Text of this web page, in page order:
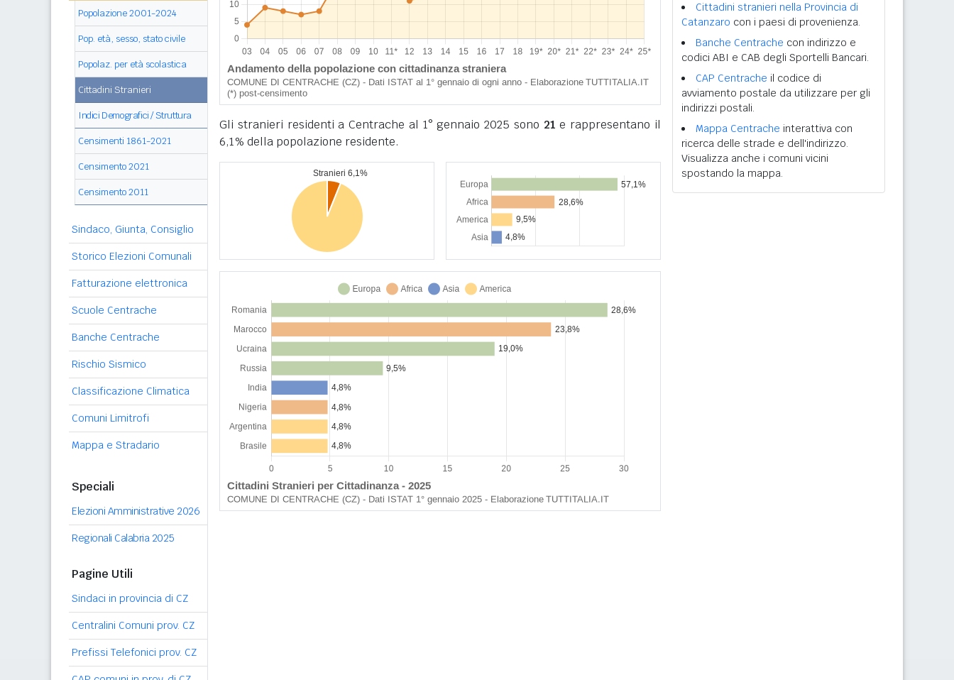
Popolazione 2001-2024
Pop. età, sesso, stato civile
Popolaz. per età scolastica
Cittadini Stranieri
Indici Demografici / Struttura
Censimenti 1861-2021
Censimento 2021
Censimento 2011
Sindaco, Giunta, Consiglio
Storico Elezioni Comunali
Fatturazione elettronica
Scuole Centrache
Banche Centrache
Rischio Sismico
Classificazione Climatica
Comuni Limitrofi
Mappa e Stradario
Speciali
Elezioni Amministrative 2026
Regionali Calabria 2025
Pagine Utili
Sindaci in provincia di CZ
Centralini Comuni prov. CZ
Prefissi Telefonici prov. CZ
Gli stranieri residenti a Centrache al 1° gennaio 2025 sono 21 e rappresentano il
6,1% della popolazione residente.
Cittadini stranieri nella Provincia di
Catanzaro con i paesi di provenienza.
Banche Centrache con indirizzo e
codici ABI e CAB degli Sportelli Bancari.
CAP Centrache il codice di
avviamento postale da utilizzare per gli
indirizzi postali.
Mappa Centrache interattiva con
ricerca delle strade e dell'indirizzo.
Visualizza anche i comuni vicini
spostando la mappa.